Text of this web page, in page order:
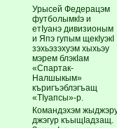
Урысей Федерацэм
футболымкIэ и
етIуанэ дивизионым
и Япэ гупым щекIуэкI
зэхьэзэхуэм хыхьэу
мэрем блэкIам
«Спартак-
Налшыкым»
къригъэблэгъащ
«ТIуапсы»-р.
Командэхэм
джэгур къыщIадзащ.